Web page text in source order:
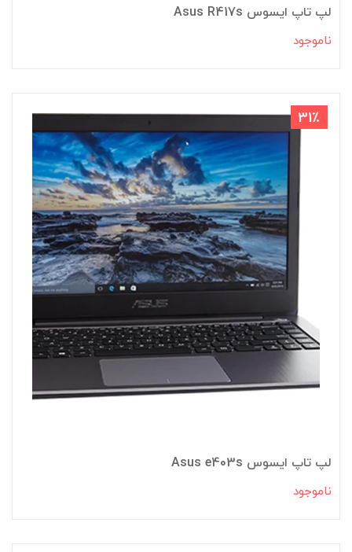
لپ تاپ ایسوس Asus R417s
ناموجود
31٪
لپ تاپ ایسوس Asus e403s
ناموجود